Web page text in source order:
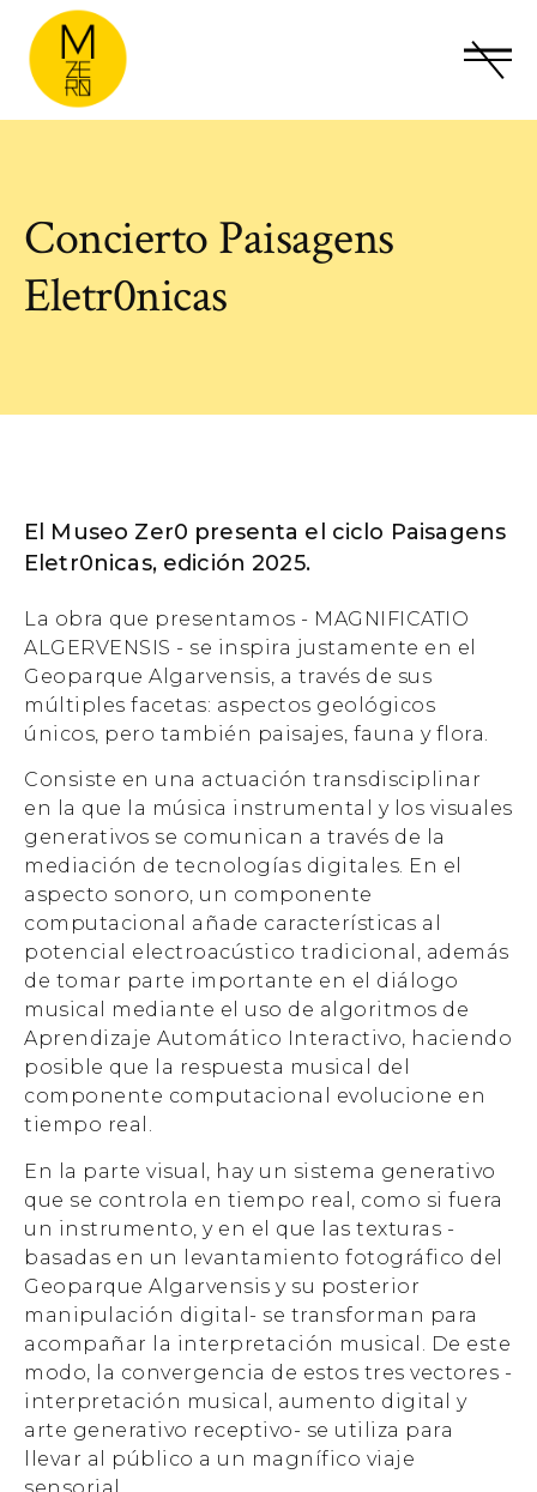
Concierto Paisagens
Eletr0nicas
El Museo Zer0 presenta el ciclo Paisagens
Eletr0nicas, edición 2025.
La obra que presentamos - MAGNIFICATIO
ALGERVENSIS - se inspira justamente en el
Geoparque Algarvensis, a través de sus
múltiples facetas: aspectos geológicos
únicos, pero también paisajes, fauna y flora.
Consiste en una actuación transdisciplinar
en la que la música instrumental y los visuales
generativos se comunican a través de la
mediación de tecnologías digitales. En el
aspecto sonoro, un componente
computacional añade características al
potencial electroacústico tradicional, además
de tomar parte importante en el diálogo
musical mediante el uso de algoritmos de
Aprendizaje Automático Interactivo, haciendo
posible que la respuesta musical del
componente computacional evolucione en
tiempo real.
En la parte visual, hay un sistema generativo
que se controla en tiempo real, como si fuera
un instrumento, y en el que las texturas -
basadas en un levantamiento fotográfico del
Geoparque Algarvensis y su posterior
manipulación digital- se transforman para
acompañar la interpretación musical. De este
modo, la convergencia de estos tres vectores -
interpretación musical, aumento digital y
arte generativo receptivo- se utiliza para
llevar al público a un magnífico viaje